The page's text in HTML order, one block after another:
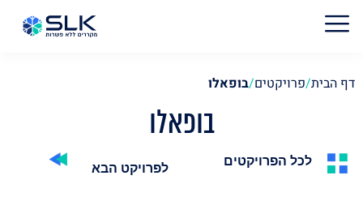
דף הבית/פרויקטים/בופאלו
בופאלו
לכל הפרויקטים
לפרויקט הבא